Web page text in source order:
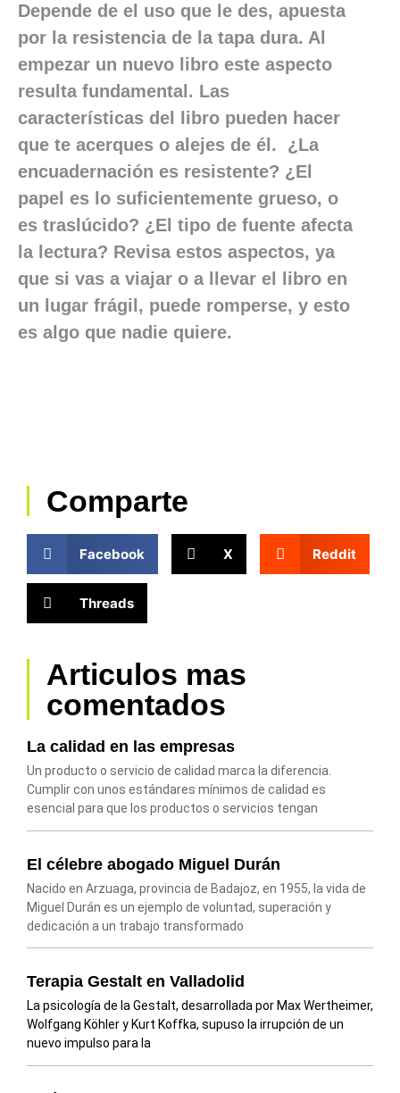
Depende de el uso que le des, apuesta
por la resistencia de la tapa dura. Al
empezar un nuevo libro este aspecto
resulta fundamental. Las
características del libro pueden hacer
que te acerques o alejes de él. ¿La
encuadernación es resistente? ¿El
papel es lo suficientemente grueso, o
es traslúcido? ¿El tipo de fuente afecta
la lectura? Revisa estos aspectos, ya
que si vas a viajar o a llevar el libro en
un lugar frágil, puede romperse, y esto
es algo que nadie quiere.
Comparte
Facebook X Reddit
Threads
Articulos mas
comentados
La calidad en las empresas
Un producto o servicio de calidad marca la diferencia.
Cumplir con unos estándares mínimos de calidad es
esencial para que los productos o servicios tengan
El célebre abogado Miguel Durán
Nacido en Arzuaga, provincia de Badajoz, en 1955, la vida de
Miguel Durán es un ejemplo de voluntad, superación y
dedicación a un trabajo transformado
Terapia Gestalt en Valladolid
La psicología de la Gestalt, desarrollada por Max Wertheimer,
Wolfgang Köhler y Kurt Koffka, supuso la irrupción de un
nuevo impulso para la